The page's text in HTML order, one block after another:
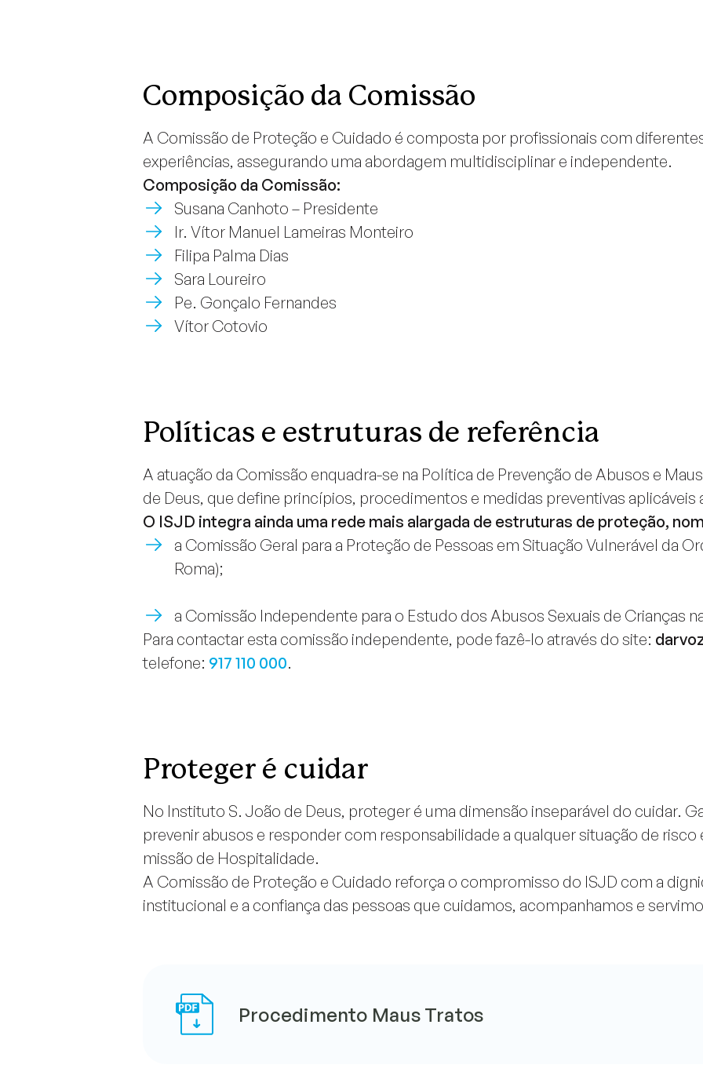
Composição da Comissão
A Comissão de Proteção e Cuidado é composta por profissionais com
experiências, assegurando uma abordagem multidisciplinar e independente.
Composição da Comissão:
Susana Canhoto – Presidente
Ir. Vítor Manuel Lameiras Monteiro
Filipa Palma Dias
Sara Loureiro
Pe. Gonçalo Fernandes
Vítor Cotovio
Políticas e estruturas de referência
A atuação da Comissão enquadra-se na Política de Prevenção de Abusos e
de Deus, que define princípios, procedimentos e medidas preventivas aplicáveis
O ISJD integra ainda uma rede mais alargada de estruturas de proteção,
a Comissão Geral para a Proteção de Pessoas em Situação Vulnerável da
Roma);
a Comissão Independente para o Estudo dos Abusos Sexuais de Crianças
Para contactar esta comissão independente, pode fazê-lo através do site:
telefone: 917 110 000.
Proteger é cuidar
No Instituto S. João de Deus, proteger é uma dimensão inseparável do cuidar.
prevenir abusos e responder com responsabilidade a qualquer situação de risco
missão de Hospitalidade.
A Comissão de Proteção e Cuidado reforça o compromisso do ISJD com a
institucional e a confiança das pessoas que cuidamos, acompanhamos e
Procedimento Maus Tratos